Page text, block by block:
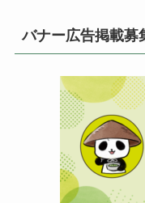
バナー広告掲載募